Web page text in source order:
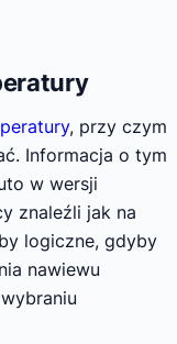
, przy czym
Informacja o tym
w wersji
znaleźli jak na
logiczne, gdyby
nawiewu